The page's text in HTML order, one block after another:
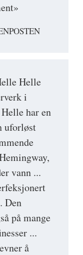
Helle
i
har en
uforløst
vann ...
Den
på mange
...
å